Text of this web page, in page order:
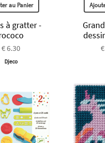
au Panier
à gratter -
€ 6.30
Djeco